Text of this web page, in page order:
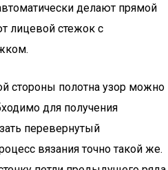
делают прямой
лицевой стежок с
стороны полотна узор можно
для получения
перевернутый
вязания точно такой же.